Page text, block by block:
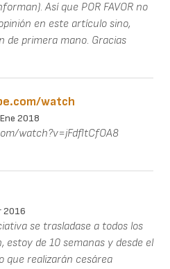
Así que POR FAVOR no
en este artículo sino,
de primera mano. Gracias
watch
2018
watch?v=jFdfltCfOA8
2016
se trasladase a todos los
estoy de 10 semanas y desde el
que realizarán cesárea